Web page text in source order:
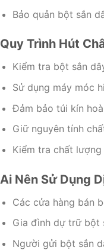
Bảo quản bột sắn
Quy Trình Hút
Kiểm tra bột sắn
Sử dụng máy móc
Đảm bảo túi kín
Giữ nguyên tính
Kiểm tra chất
Ai Nên Sử Dụng
Các cửa hàng bán
Gia đình dự trữ bột
Người gửi bột sắn